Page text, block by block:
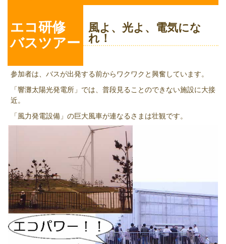
エコ研修
バスツアー
風よ、光よ、電気にな
れ！
参加者は、バスが出発する前からワクワクと興奮しています。
「響灘太陽光発電所」では、普段見ることのできない施設に大接
近。
「風力発電設備」の巨大風車が連なるさまは壮観です。